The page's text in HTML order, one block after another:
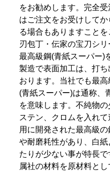
をお勧めします。完全
はご注文をお受けして
る場合もありますこと
刃包丁・伝家の宝刀シ
最高級鋼(青紙スーパー)
製造で表面加工は、打
おります。当社でも最
(青紙スーパー)は通称、
を意味します。不純物
ステン、クロムを入れ
用に開発された最高級
や耐磨耗性があり、白
たりが少ない事が特長
属社の材料を原材料と